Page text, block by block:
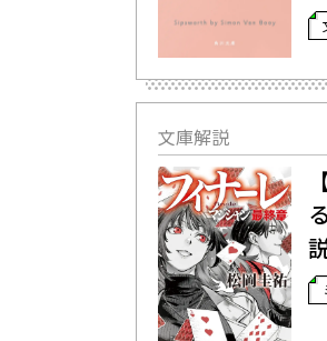
文庫解説